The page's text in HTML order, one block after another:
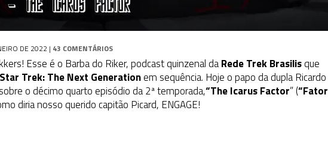
DE 2022 | 43 COMENTÁRIOS
Esse é o Barba do Riker, podcast quinzenal daRede Trek Brasilisque
Star Trek: The Next Generationem sequência. Hoje o papo da dupla Ricardo
o décimo quarto episódio da 2ª temporada,“The Icarus Factor” (“Fator
diria nosso querido capitão Picard, ENGAGE!